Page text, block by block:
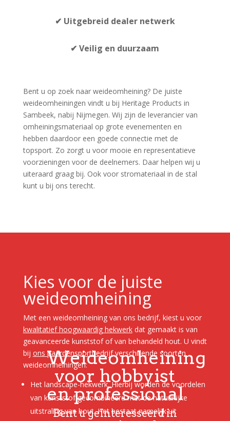
Weideomheining
voor hobbyist
en professional
Bent u geïnteresseerd in
✔ Uitgebreid dealer netwerk
✔Veilig en duurzaam
Bent u op zoek naar weideomheining? De juiste
weideomheiningen vindt u bij Heritage Products in
Sambeek, nabij Nijmegen. Wij zijn de leverancier van
omheiningsmateriaal op grote evenementen en
hebben daardoor een goede connectie met de
topsport. Zo zorgt u voor mooie en representatieve
voorzieningen voor de deelnemers. Daar helpen wij u
uiteraard graag bij. Ook voor stromateriaal in de stal
kunt u bij ons terecht.
Kies voor de juiste
weideomheining
Met een weideomheining van ons bedrijf, kiest u voor
kwalitatief hoogwaardig hekwerkdat gemaakt is van
geavanceerde kunststof of van behandeld hout. U vindt
bij ons paardensportbedrijfverschillende soorten
weideomheiningen:
Het landscape-hekwerk. Hierbij worden de voordelen
van kunststof gecombineerd met de natuurlijke
uitstraling van hout. Het bestaat namelijk uit